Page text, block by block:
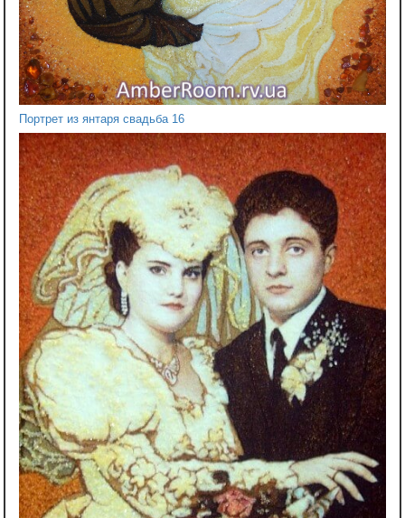
Портрет из янтаря свадьба 16